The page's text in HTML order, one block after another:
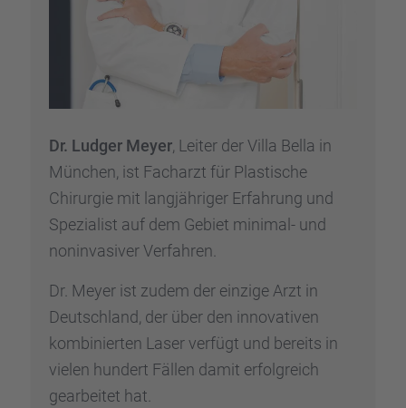
Dr. Ludger Meyer, Leiter der Villa Bella in
München, ist Facharzt für Plasti­sche
Chirur­gie mit langjäh­ri­ger Erfah­rung und
Spezia­list auf dem Gebiet minimal- und
nonin­va­si­ver Verfah­ren.
Dr. Meyer ist zudem der einzige Arzt in
Deutsch­land, der über den innova­ti­ven
kombi­nier­ten Laser verfügt und bereits in
vielen hundert Fällen damit erfolg­reich
gearbei­tet hat.